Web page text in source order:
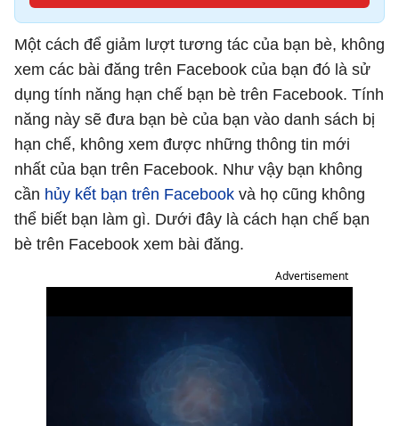
Một cách để giảm lượt tương tác của bạn bè, không
xem các bài đăng trên Facebook của bạn đó là sử
dụng tính năng hạn chế bạn bè trên Facebook. Tính
năng này sẽ đưa bạn bè của bạn vào danh sách bị
hạn chế, không xem được những thông tin mới
nhất của bạn trên Facebook. Như vậy bạn không
cần hủy kết bạn trên Facebook và họ cũng không
thể biết bạn làm gì. Dưới đây là cách hạn chế bạn
bè trên Facebook xem bài đăng.
Advertisement